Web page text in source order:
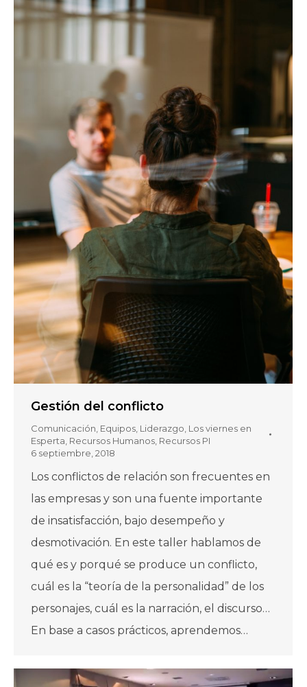
Gestión del conflicto
Comunicación Equipos Liderazgo Los viernes en
Esperta Recursos Humanos Recursos PI
6 septiembre, 2018
Los conflictos de relación son frecuentes en
las empresas y son una fuente importante
de insatisfacción, bajo desempeño y
desmotivación. En este taller hablamos de
qué es y porqué se produce un conflicto,
cuál es la “teoría de la personalidad” de los
personajes, cuál es la narración, el discurso…
En base a casos prácticos, aprendemos…